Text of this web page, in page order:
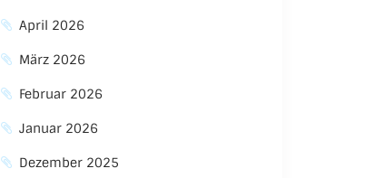
April 2026
März 2026
Februar 2026
Januar 2026
Dezember 2025